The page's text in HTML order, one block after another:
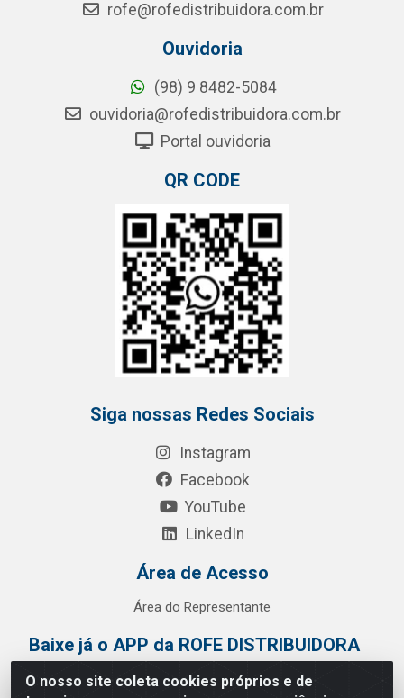
O nosso site coleta cookies próprios e de
rofe@rofedistribuidora.com.br
Ouvidoria
(98) 9 8482-5084
ouvidoria@rofedistribuidora.com.br
Portal ouvidoria
QR CODE
Siga nossas Redes Sociais
Instagram
Facebook
YouTube
LinkedIn
Área de Acesso
Área do Representante
Baixe já o APP da ROFE DISTRIBUIDORA